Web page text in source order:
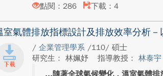
點閱：286
下載：4
室氣體排放指標設計及排放效率分析－
/企業管理學系 /110/ 碩士
研究生： 林姵妤
指導教授：林泰宇
隨著全球氣候變化，溫室氣體